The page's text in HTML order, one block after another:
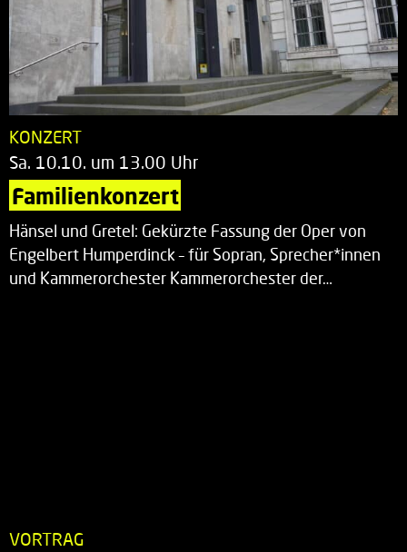
KONZERT
Sa. 10.10. um 13.00 Uhr
Familienkonzert
Hänsel und Gretel: Gekürzte Fassung der Oper von
Engelbert Humperdinck – für Sopran, Sprecher*innen
und Kammerorchester Kammerorchester der…
VORTRAG